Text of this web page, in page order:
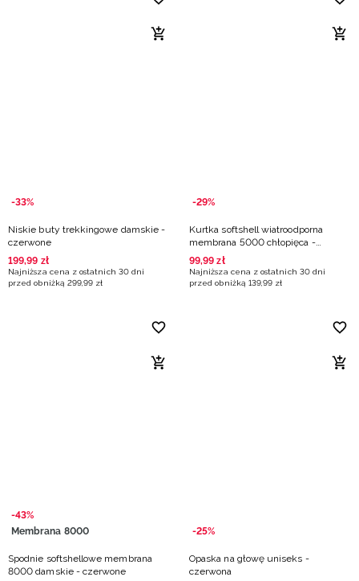
-33%
Niskie buty trekkingowe damskie -
czerwone
199,99 zł
Najniższa cena z ostatnich 30 dni
przed obniżką 299,99 zł
-29%
Kurtka softshell wiatroodporna
membrana 5000 chłopięca -
czerwona
99,99 zł
Najniższa cena z ostatnich 30 dni
przed obniżką 139,99 zł
-43%
Membrana 8000
Spodnie softshellowe membrana
8000 damskie - czerwone
-25%
Opaska na głowę uniseks -
czerwona